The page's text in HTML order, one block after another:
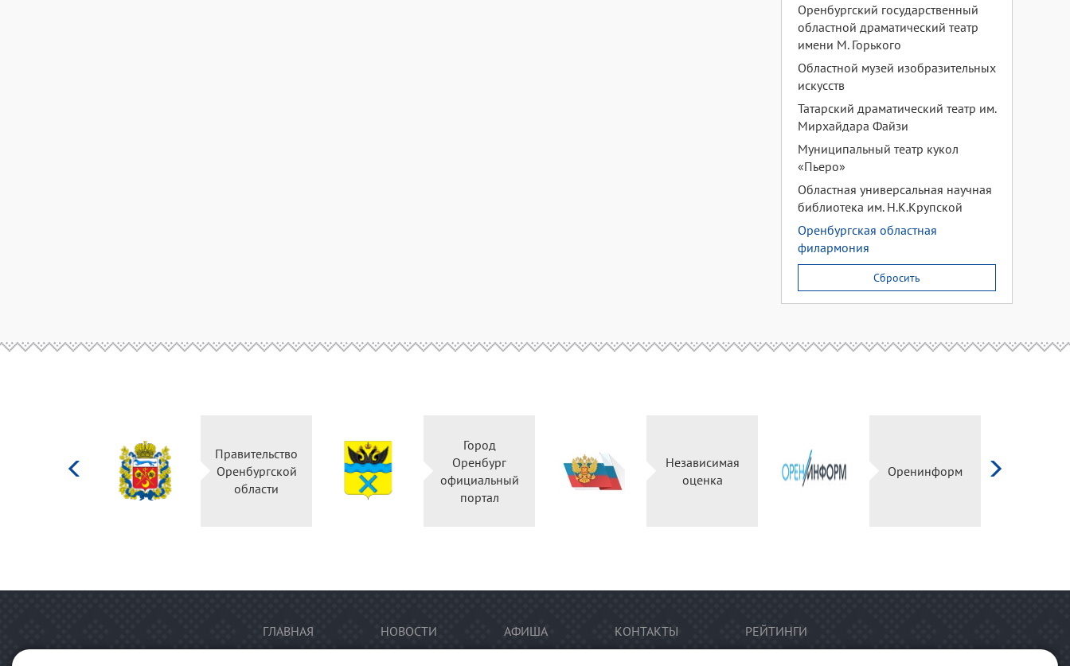
Оренбургский государственный
областной драматический театр
имени М. Горького
Областной музей изобразительных
искусств
Татарский драматический театр им.
Мирхайдара Файзи
Муниципальный театр кукол
«Пьеро»
Областная универсальная научная
библиотека им. Н.К.Крупской
Оренбургская областная
филармония
Сбросить
Правительство
Оренбургской
области
Город
Оренбург
официальный
портал
Независимая
оценка
Оренинформ
ГЛАВНАЯ НОВОСТИ АФИША КОНТАКТЫ РЕЙТИНГИ